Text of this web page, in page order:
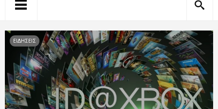
ΕΙΔΗΣΕΙΣ